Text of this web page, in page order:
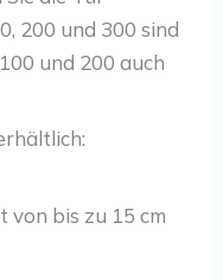
200 und 300 sind
und 200 auch
von bis zu 15 cm